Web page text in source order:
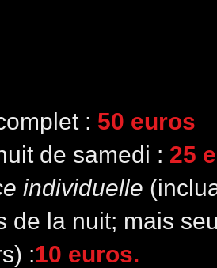
: 50 euros
de samedi : 25
individuelle
de la nuit; mais
:10 euros.